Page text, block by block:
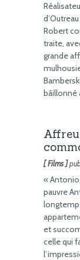
Robert
traite,
grande
bâillonné
[ Films ]
«
pauvre
et
celle qui